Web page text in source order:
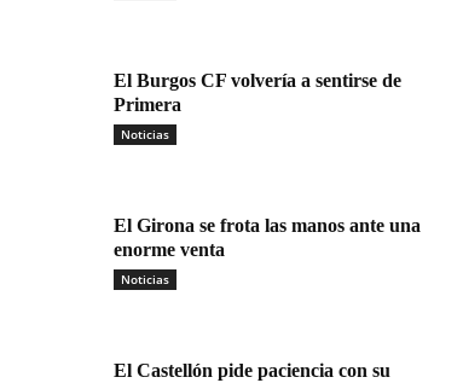
El Burgos CF volvería a sentirse de
Primera
Noticias
El Girona se frota las manos ante una
enorme venta
Noticias
El Castellón pide paciencia con su